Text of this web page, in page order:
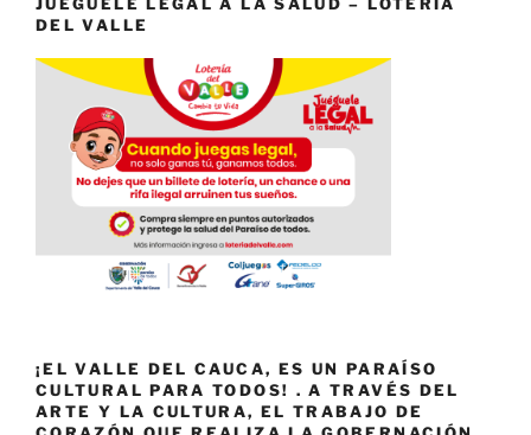
DEL VALLE
¡EL VALLE DEL CAUCA, ES UN PARAÍSO
CULTURAL PARA TODOS! . A TRAVÉS DEL
ARTE Y LA CULTURA, EL TRABAJO DE